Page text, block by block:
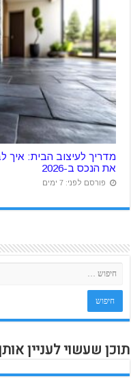
מדריך לעיצוב הבית: איך
את הנכס ב-2026
פורסם לפני: 7 ימים
תוכן שעשוי לעניין